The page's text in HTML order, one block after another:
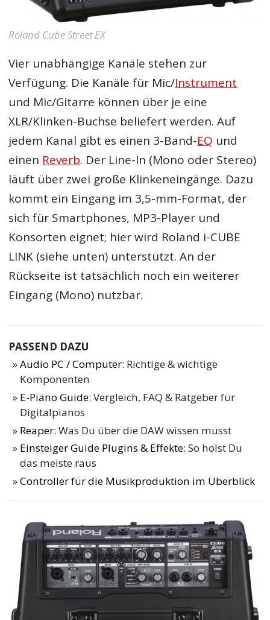
Roland Cube Street EX
Vier unabhängige Kanäle stehen zur
Verfügung. Die Kanäle für Mic/Instrument
und Mic/Gitarre können über je eine
XLR/Klinken-Buchse beliefert werden. Auf
jedem Kanal gibt es einen 3-Band-EQ und
einen Reverb. Der Line-In (Mono oder Stereo)
läuft über zwei große Klinkeneingänge. Dazu
kommt ein Eingang im 3,5-mm-Format, der
sich für Smartphones, MP3-Player und
Konsorten eignet; hier wird Roland i-CUBE
LINK (siehe unten) unterstützt. An der
Rückseite ist tatsächlich noch ein weiterer
Eingang (Mono) nutzbar.
PASSEND DAZU
Audio PC / Computer: Richtige & wichtige
Komponenten
E-Piano Guide: Vergleich, FAQ & Ratgeber für
Digitalpianos
Reaper: Was Du über die DAW wissen musst
Einsteiger Guide Plugins & Effekte: So holst Du
das meiste raus
Controller für die Musikproduktion im Überblick